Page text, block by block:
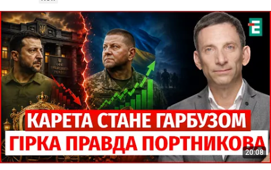
20:08